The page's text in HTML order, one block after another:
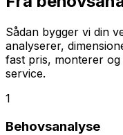
Sådan bygger vi din
analyserer,
fast pris, monterer
service.
1
Behovsanalyse